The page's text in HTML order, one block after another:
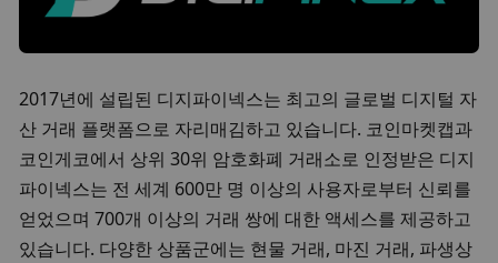
2017년에 설립된 디지파이넥스는 최고의 글로벌 디지털 자
산 거래 플랫폼으로 자리매김하고 있습니다. 코인마켓캡과
코인게코에서 상위 30위 암호화폐 거래소로 인정받은 디지
파이넥스는 전 세계 600만 명 이상의 사용자로부터 신뢰를
얻었으며 700개 이상의 거래 쌍에 대한 액세스를 제공하고
있습니다. 다양한 상품군에는 현물 거래, 마진 거래, 파생상